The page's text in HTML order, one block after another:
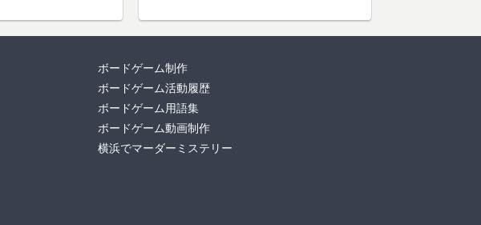
ボードゲーム制作
ボードゲーム活動履歴
ボードゲーム用語集
ボードゲーム動画制作
横浜でマーダーミステリー